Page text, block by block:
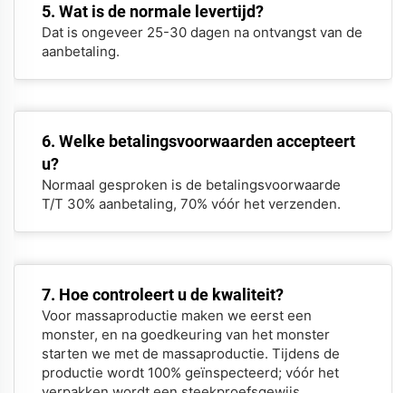
5. Wat is de normale levertijd?
Dat is ongeveer 25-30 dagen na ontvangst van de
aanbetaling.
6. Welke betalingsvoorwaarden accepteert
u?
Normaal gesproken is de betalingsvoorwaarde
T/T 30% aanbetaling, 70% vóór het verzenden.
7. Hoe controleert u de kwaliteit?
Voor massaproductie maken we eerst een
monster, en na goedkeuring van het monster
starten we met de massaproductie. Tijdens de
productie wordt 100% geïnspecteerd; vóór het